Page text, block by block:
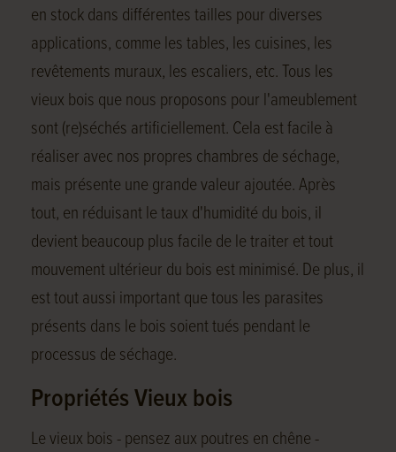
en stock dans différentes tailles pour diverses
applications, comme les tables, les cuisines, les
revêtements muraux, les escaliers, etc. Tous les
vieux bois que nous proposons pour l'ameublement
sont (re)séchés artificiellement. Cela est facile à
réaliser avec nos propres chambres de séchage,
mais présente une grande valeur ajoutée. Après
tout, en réduisant le taux d'humidité du bois, il
devient beaucoup plus facile de le traiter et tout
mouvement ultérieur du bois est minimisé. De plus, il
est tout aussi important que tous les parasites
présents dans le bois soient tués pendant le
processus de séchage.
Propriétés Vieux bois
Le vieux bois - pensez aux poutres en chêne -